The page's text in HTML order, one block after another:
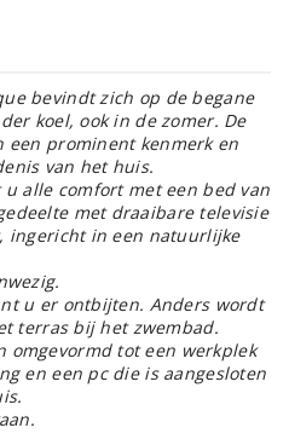
bevindt zich op de begane
koel, ook in de zomer. De
prominent kenmerk en
van het huis.
alle comfort met een bed van
met draaibare televisie
ingericht in een natuurlijke
u er ontbijten. Anders wordt
terras bij het zwembad.
omgevormd tot een werkplek
en een pc die is aangesloten